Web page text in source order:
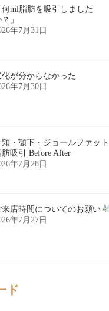
何ml脂肪を吸引しました
」
年7月31日
化が分からなかった
年7月30日
・顎下・ジョールファット
肪吸引 Before After
年7月28日
来店時間についてのお願い
年7月27日
ド